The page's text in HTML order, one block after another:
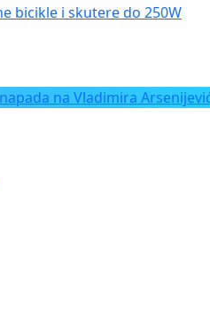
bicikle i skutere do 250W
na Vladimira